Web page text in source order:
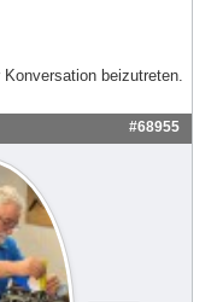
Konversation beizutreten.
#68955